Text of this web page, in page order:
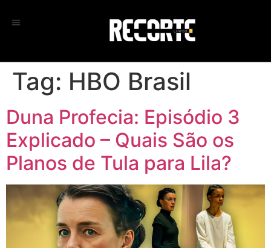
Tag: HBO Brasil
Duna Profecia: Episódio 3
Explicado – Quais São os
Planos de Tula para Lila?